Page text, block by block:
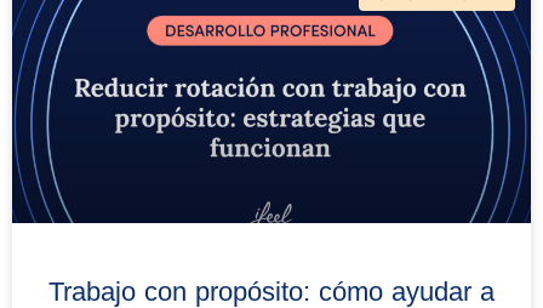
Trabajo con propósito: cómo ayudar a